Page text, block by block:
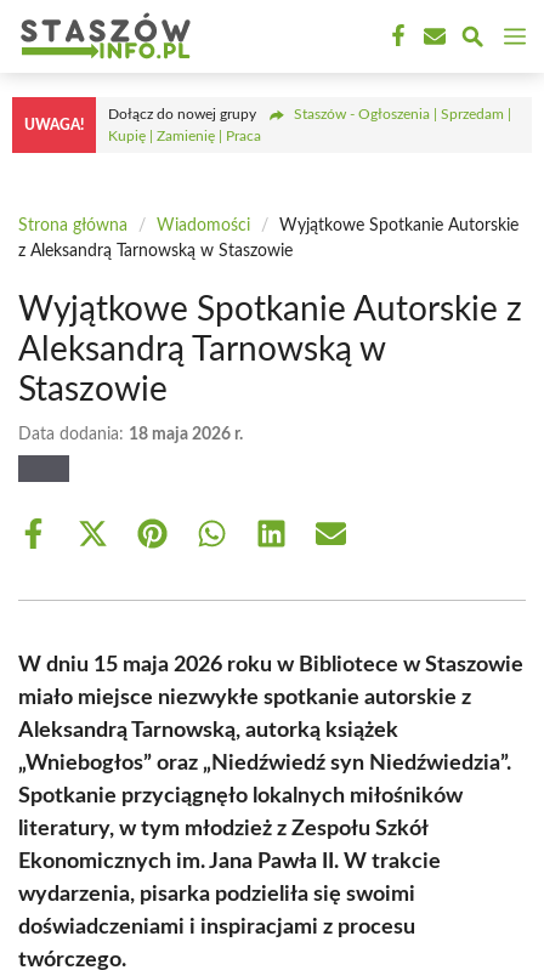
treści
UWAGA!
Dołącz do nowej grupy
Staszów - Ogłoszenia | Sprzedam |
Kupię | Zamienię | Praca
Strona główna / Wiadomości /
Wyjątkowe Spotkanie Autorskie
z Aleksandrą Tarnowską w Staszowie
Wyjątkowe Spotkanie Autorskie z
Aleksandrą Tarnowską w
Staszowie
Data dodania: 18 maja 2026 r.
Share
Share
(Twitter)
Share Share Share Share
W dniu 15 maja 2026 roku w Bibliotece w Staszowie
miało miejsce niezwykłe spotkanie autorskie z
Aleksandrą Tarnowską, autorką książek
„Wniebogłos” oraz „Niedźwiedź syn Niedźwiedzia”.
Spotkanie przyciągnęło lokalnych miłośników
literatury, w tym młodzież z Zespołu Szkół
Ekonomicznych im. Jana Pawła II. W trakcie
wydarzenia, pisarka podzieliła się swoimi
doświadczeniami i inspiracjami z procesu
twórczego.